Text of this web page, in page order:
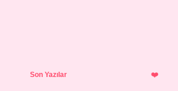
Son Yazılar